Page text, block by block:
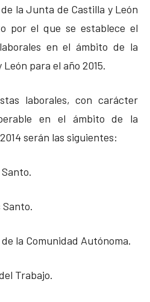
la Junta de Castilla y León
por el que se establece el
en el ámbito de la
para el año 2015.
laborales, con carácter
en el ámbito de la
serán las siguientes:
Santo.
la Comunidad Autónoma.
Trabajo.